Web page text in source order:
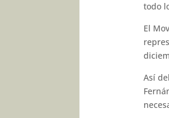
todo
El
Así